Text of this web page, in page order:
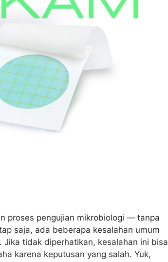
proses pengujian mikrobiologi — tanpa
saja, ada beberapa kesalahan umum
tidak diperhatikan, kesalahan ini bisa
karena keputusan yang salah. Yuk,